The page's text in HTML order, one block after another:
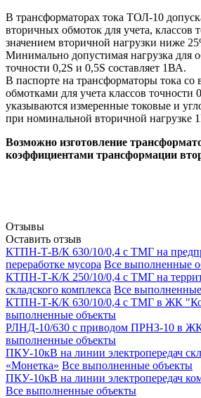
В трансформаторах тока ТОЛ-10
вторичных обмоток для учета, классов
значением вторичной нагрузки ниже
Минимально допустимая нагрузка для
точности 0,2S и 0,5S составляет 1ВА.
В паспорте на трансформаторы тока со
обмотками для учета классов точности
указываются измеренные токовые и
при номинальной вторичной нагрузке
Возможно изготовление
коэффициентами трансформации
Отзывы
Оставить отзыв
КТПН-Т-В/К 630/10/0,4 с ТМГ на
переработке мусора Все выполненные
КТПН-Т-К/К 250/10/0,4 с ТМГ на
складского комплекса Все
КТПН-Т-К/К 630/10/0,4 с ТМГ в ЖК
выполненные объекты
РЛНД-10/630 с приводом ПРНЗ-10 в
выполненные объекты
ПКУ-10кВ на линии электропередач
«Монетка» Все выполненные объекты
ПКУ-10кВ на линии электропередач
Все выполненные объекты